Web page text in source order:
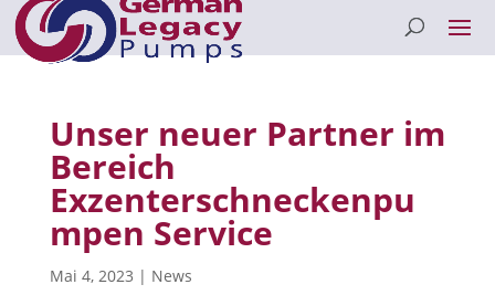
Unser neuer Partner im
Bereich
Exzenterschneckenpu
mpen Service
Mai 4, 2023 | News